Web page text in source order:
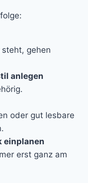
gehen
anlegen
oder gut lesbare
einplanen
erst ganz am